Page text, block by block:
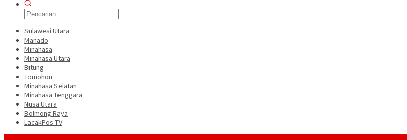
Sulawesi Utara
Manado
Minahasa
Minahasa Utara
Bitung
Tomohon
Minahasa Selatan
Minahasa Tenggara
Nusa Utara
Bolmong Raya
LacakPos TV